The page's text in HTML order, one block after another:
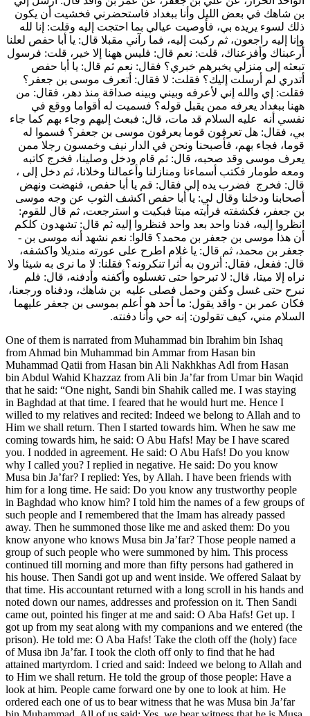
بن شاهك في بعض الليل وأنا ببغداد فاستحضرني فخشيت أن يكون
ذلك لسوء يريده بي، فأوصيت عيالي بما احتجت إليه وقلت: إنا لله
وإنا إليه راجعون، ثم ركبت إليه، فما رآني مقبلا قال: يا أبا حفص لعلنا
أرعبناك وأفزعناك، قلت: نعم قال: فليس ههنا إلا خير، قلت: فرسول
تبعثه إلى منزلي يخبرهم خبري؟ فقال: نعم ثم قال: يا أبا حفص
أتدري لم أرسلت إليك؟ فقلت: لا فقال: أتعرف موسى بن جعفر؟
فقلت: إي والله إني لأعرفه وبيني وبينه صداقة منذ دهر، فقال: من
ههنا ببغداد يعرفه ممن يقبل قوله؟ فسميت له أقواما ووقع في
نفسي أنه عليه السلام قد مات، قال: فبعث إليهم وجاء بهم كما جاء
بي، فقال: هل تعرفون قوما يعرفون موسى بن جعفر؟ فسموا له
قوما، فجاء بهم، فأصبحنا ونحن في الدار نيف وخمسون رجلا ممن
يعرف موسى وقد صحبه، قال: ثم قام ودخل وصلينا، فخرج كاتبه
ومعه طومار فكتب أسماءنا ومنازلنا وأعمالنا وخلانا، ثم دخل إلى ،
قال: فخرج فضرب يده إلي فقال: قم يا أبا حفص، فنهضت ونهض
أصحابنا ودخلنا وقال لي: يا أبا حفص اكشف الثوب عن وجه موسى
بن جعفر، فكشفته فرأيته ميتا فبكيت و استرجعت، ثم قال للقوم:
انظروا إليه، فدنا واحد بعد واحد فنظروا إليه ثم قال: تشهدون كلكم
أن هذا موسى بن جعفر بن محمد؟ قالوا: نعم نشهد أنه موسى بن -
جعفر بن محمد، ثم قال: يا غلام اطرح على عورته منديلا واكشفه،
قال: ففعل، فقال: أترون به أثرا تنكرونه؟ فقلنا: لا ما نرى به شيئا ولا
نراه إلا ميتا، قال: لا تبرحوا حتى تغسلوه وأكفنه وأدفنه، قال: فلم
نبرح حتى غسل وكفن وحمل فصلى عليه بن شاهك، ودفناه ورجعنا،
فكان عمر بن - واقد يقول: ما أحد هو أعلم بموسى بن جعفر عليهما
السلام مني، كيف تقولون: إنه حي وأنا دفنته.
One of them is narrated from Muhammad bin Ibrahim bin Ishaq
from Ahmad bin Muhammad bin Ammar from Hasan bin
Muhammad Qatii from Hasan bin Ali Nakhkhas Adl from Hasan
bin Abdul Wahid Khazzaz from Ali bin Ja’far from Umar bin Waqid
that he said: “One night, Sandi bin Shahik called me. I was staying
in Baghdad at that time. I feared that he would hurt me. Hence I
willed to my relatives and recited: Indeed we belong to Allah and to
Him we shall return. Then I started towards him. When he saw me
coming towards him, he said: O Abu Hafs! May be I have scared
you. I nodded in agreement. He said: O Abu Hafs! Do you know
why I called you? I replied in negative. He said: Do you know
Musa bin Ja’far? I replied: Yes, by Allah. I have been friends with
him for a long time. He said: Do you know any trustworthy people
in Baghdad who know him? I told him the names of a few groups of
such people and I remembered that the Imam has already passed
away. Then he summoned those like me and asked them: Do you
know anyone who knows Musa bin Ja’far? Those people named a
group of such people who were summoned by him. This process
continued till morning and more than fifty persons had gathered in
his house. Then Sandi got up and went inside. We offered Salaat by
that time. His accountant returned with a long scroll in his hands and
noted down our names, addresses and profession on it. Then Sandi
came out, pointed his finger at me and said: O Aba Hafs! Get up. I
got up from my seat along with my companions and we entered (the
prison). He told me: O Aba Hafs! Take the cloth off the (holy) face
of Musa ibn Ja’far. I took the cloth off only to find that he had
attained martyrdom. I cried and said: Indeed we belong to Allah and
to Him we shall return. He told the group of those people: Have a
look at him. People came forward one by one to look at him. He
ordered each one of us to bear witness that he was Musa bin Ja’far